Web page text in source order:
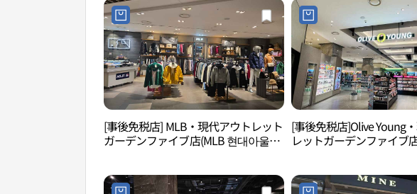
[事後免税店] MLB・現代アウトレット
ガーデンファイブ店(MLB 현대아울렛
[事後免税店]Olive Young
レットガーデンファイブ